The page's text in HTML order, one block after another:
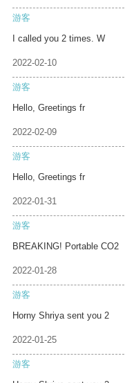
游客
I called you 2 times. W
2022-02-10
游客
Hello, Greetings fr
2022-02-09
游客
Hello, Greetings fr
2022-01-31
游客
BREAKING! Portable CO2
2022-01-28
游客
Horny Shriya sent you 2
2022-01-25
游客